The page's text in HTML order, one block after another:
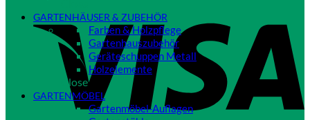
GARTENHÄUSER & ZUBEHÖR
Farben & Holzpflege
Gartenhauszubehör
Geräteschuppen Metall
Holzelemente
Close
GARTENMÖBEL
Gartenmöbel-Auflagen